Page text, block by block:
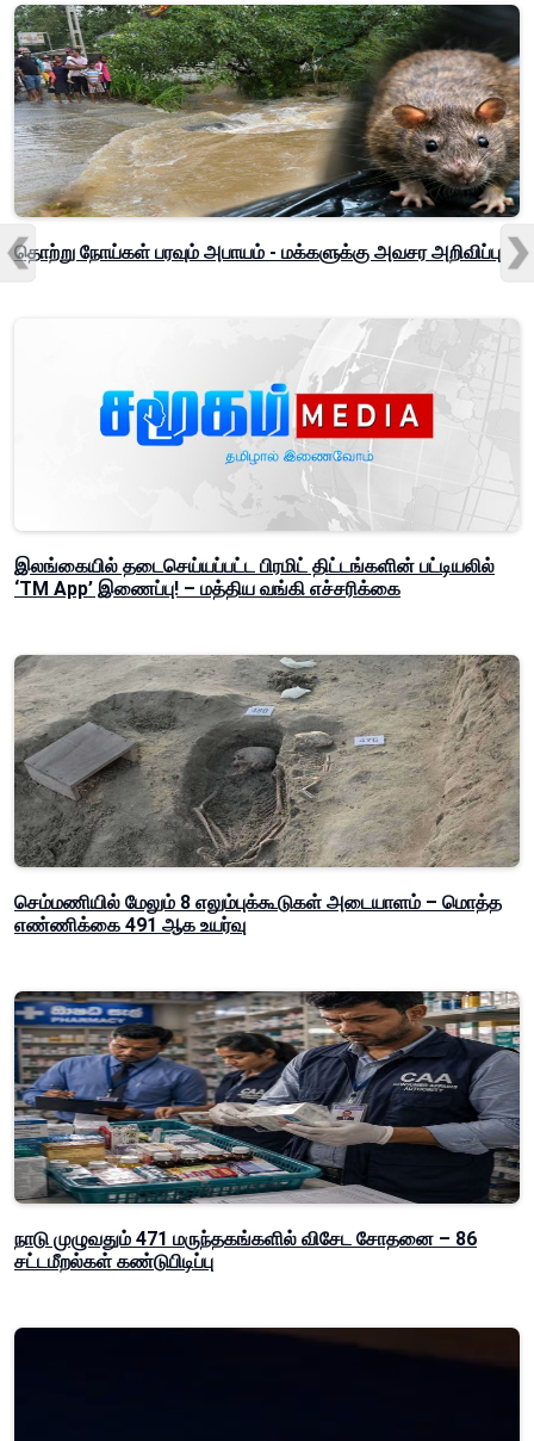
தொற்று நோய்கள் பரவும் அபாயம் - மக்களுக்கு அவசர அறிவிப்பு
இலங்கையில் தடைசெய்யப்பட்ட பிரமிட் திட்டங்களின் பட்டியலில்
‘TM App’ இணைப்பு! – மத்திய வங்கி எச்சரிக்கை
செம்மணியில் மேலும் 8 எலும்புக்கூடுகள் அடையாளம் – மொத்த
எண்ணிக்கை 491 ஆக உயர்வு
நாடு முழுவதும் 471 மருந்தகங்களில் விசேட சோதனை – 86
சட்டமீறல்கள் கண்டுபிடிப்பு